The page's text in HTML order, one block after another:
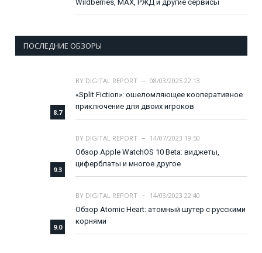
Wildberries, MAX, РЖД и другие сервисы
ПОСЛЕДНИЕ ОБЗОРЫ
8.7
BY DIGITAL REPORT
08/03/2025 22:13
«Split Fiction»: ошеломляющее кооперативное
приключение для двоих игроков
9.3
BY DIGITAL REPORT
14/07/2023 19:50
Обзор Apple WatchOS 10 Beta: виджеты,
циферблаты и многое другое
9.0
BY DIGITAL REPORT
14/03/2023 22:40
Обзор Atomic Heart: атомный шутер с русскими
корнями